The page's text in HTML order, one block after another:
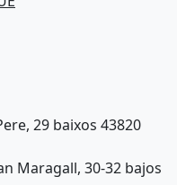
29 baixos 43820
Maragall, 30-32 bajos